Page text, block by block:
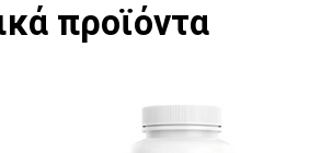
προϊόντα
πολλαπλές
Αυτό το προϊόν έχει